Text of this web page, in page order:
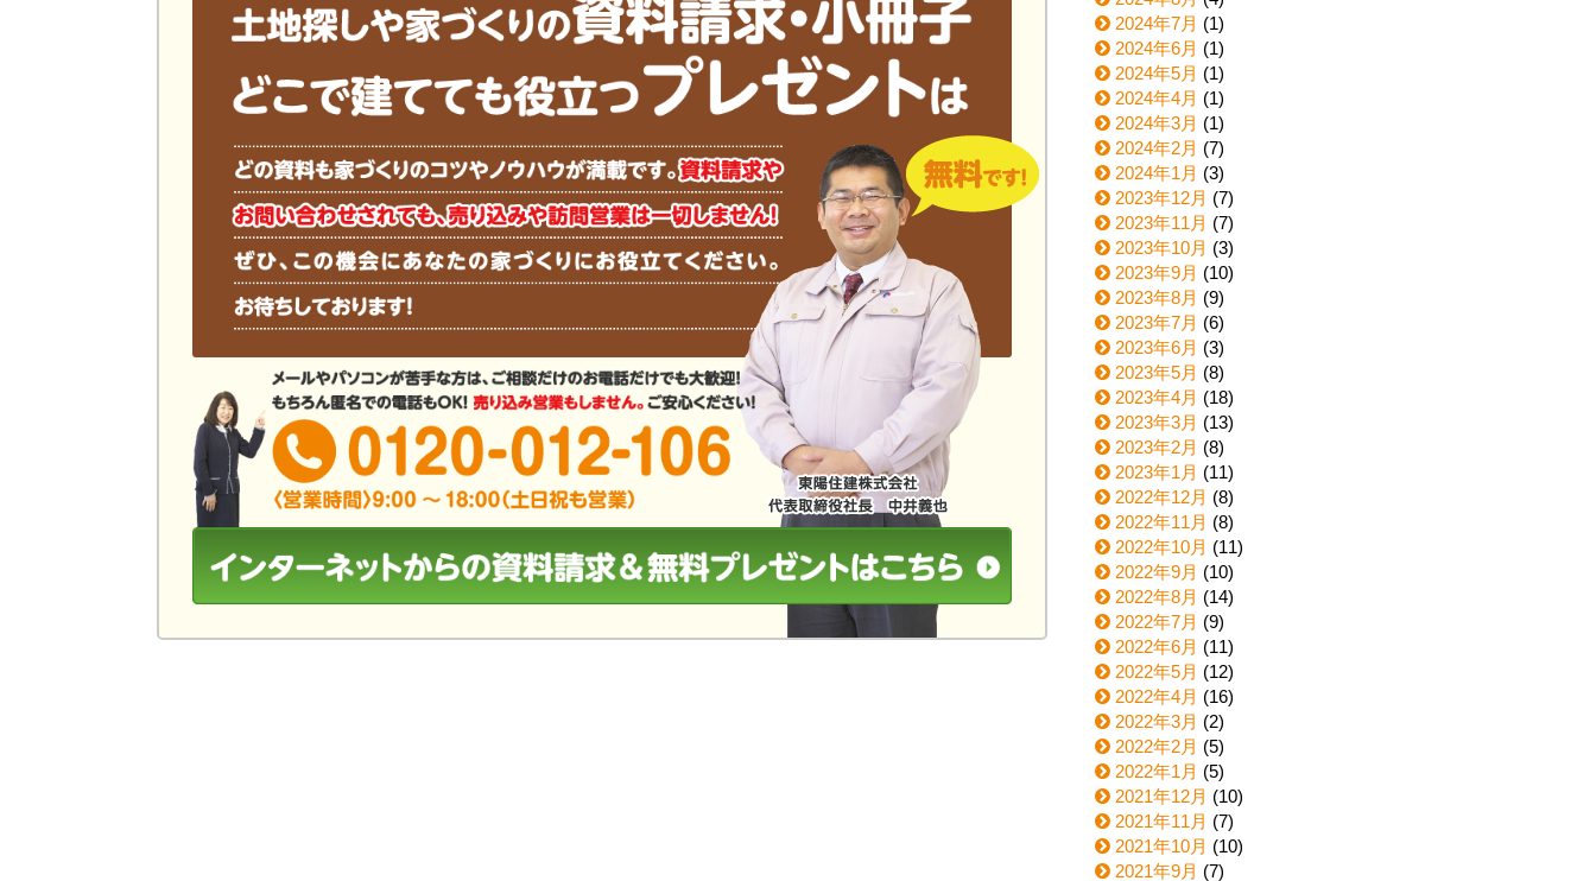
2024年7月 (1)
2024年6月 (1)
2024年5月 (1)
2024年4月 (1)
2024年3月 (1)
2024年2月 (7)
2024年1月 (3)
2023年12月 (7)
2023年11月 (7)
2023年10月 (3)
2023年9月 (10)
2023年8月 (9)
2023年7月 (6)
2023年6月 (3)
2023年5月 (8)
2023年4月 (18)
2023年3月 (13)
2023年2月 (8)
2023年1月 (11)
2022年12月 (8)
2022年11月 (8)
2022年10月 (11)
2022年9月 (10)
2022年8月 (14)
2022年7月 (9)
2022年6月 (11)
2022年5月 (12)
2022年4月 (16)
2022年3月 (2)
2022年2月 (5)
2022年1月 (5)
2021年12月 (10)
2021年11月 (7)
2021年10月 (10)
2021年9月 (7)